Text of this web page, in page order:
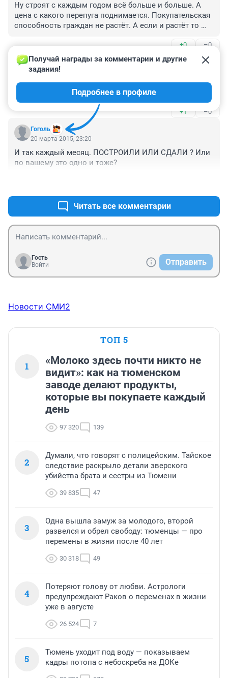
Ну строят с каждым годом всё больше и больше. А
цена с какого перепуга поднимается. Покупательская
способность граждан не растёт. А если и растёт то
эксплуатацию жилья.
+0 –0
Гость
22 марта 2015, 23:45
Рождаемость не поднимается, дома строят - рухнет
когда-нибудь этот рынок, к гадалке не ходи
+1 –0
Гоголь
Получай награды за комментарии и другие
задания!
Подробнее в профиле
20 марта 2015, 23:20
И так каждый месяц. ПОСТРОИЛИ ИЛИ СДАЛИ ? Или
по вашему это одно и тоже?
Читать все комментарии
Гость
Войти
Отправить
Новости СМИ2
ТОП 5
1
«Молоко здесь почти никто не
видит»: как на тюменском
заводе делают продукты,
которые вы покупаете каждый
день
97 320 139
2
Думали, что говорят с полицейским. Тайское
следствие раскрыло детали зверского
убийства брата и сестры из Тюмени
39 835 47
3
Одна вышла замуж за молодого, второй
развелся и обрел свободу: тюменцы — про
перемены в жизни после 40 лет
30 318 49
4
Потеряют голову от любви. Астрологи
предупреждают Раков о переменах в жизни
уже в августе
26 524 7
5
Тюмень уходит под воду — показываем
кадры потопа с небоскреба на ДОКе